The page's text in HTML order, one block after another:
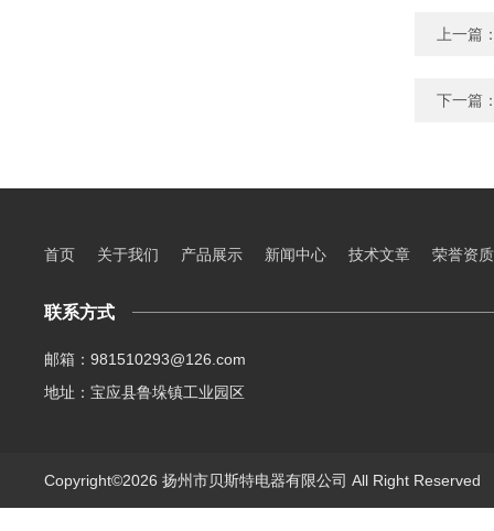
上一篇
下一篇
首页 关于我们 产品展示 新闻中心 技术文章 荣誉资质
联系方式
邮箱：981510293@126.com
地址：宝应县鲁垛镇工业园区
Copyright©2026 扬州市贝斯特电器有限公司 All Right